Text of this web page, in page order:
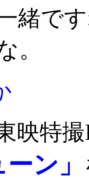
緒で
。
映特撮
ン」